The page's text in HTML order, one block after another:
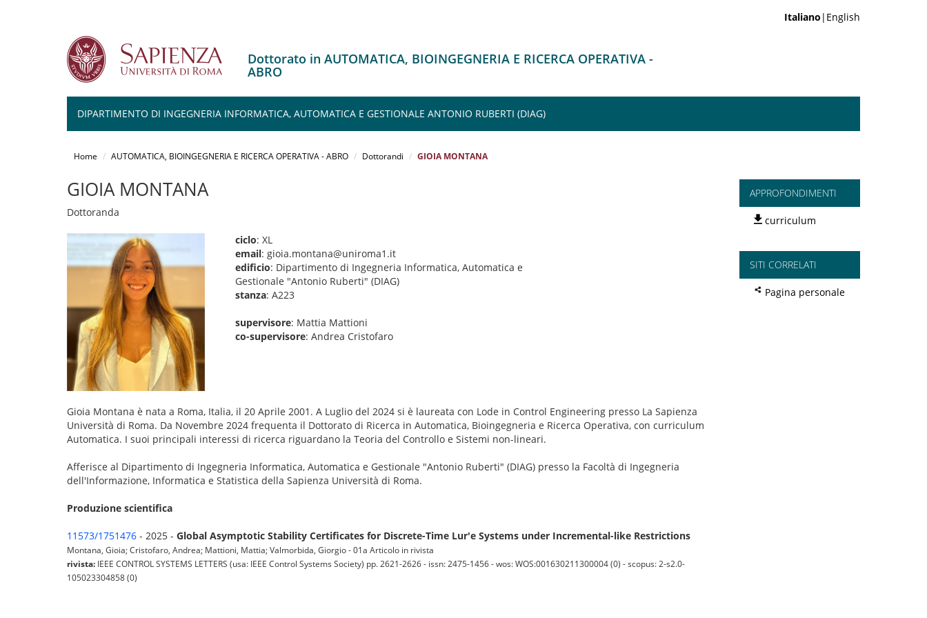
Italiano |English
Dottorato in AUTOMATICA, BIOINGEGNERIA E RICERCA OPERATIVA -
ABRO
DIPARTIMENTO DI INGEGNERIA INFORMATICA, AUTOMATICA E GESTIONALE ANTONIO RUBERTI (DIAG)
Home AUTOMATICA, BIOINGEGNERIA E RICERCA OPERATIVA - ABRO Dottorandi GIOIA MONTANA
GIOIA MONTANA
Dottoranda
ciclo: XL
email: gioia.montana@uniroma1.it
edificio: Dipartimento di Ingegneria Informatica, Automatica e
Gestionale "Antonio Ruberti" (DIAG)
stanza: A223
supervisore: Mattia Mattioni
co-supervisore: Andrea Cristofaro
Gioia Montana è nata a Roma, Italia, il 20 Aprile 2001. A Luglio del 2024 si è laureata con Lode in Control Engineering presso La Sapienza
Università di Roma. Da Novembre 2024 frequenta il Dottorato di Ricerca in Automatica, Bioingegneria e Ricerca Operativa, con curriculum
Automatica. I suoi principali interessi di ricerca riguardano la Teoria del Controllo e Sistemi non-lineari.
Afferisce al Dipartimento di Ingegneria Informatica, Automatica e Gestionale "Antonio Ruberti" (DIAG) presso la Facoltà di Ingegneria
dell'Informazione, Informatica e Statistica della Sapienza Università di Roma.
Produzione scientifica
11573/1751476 - 2025 - Global Asymptotic Stability Certificates for Discrete-Time Lur'e Systems under Incremental-like Restrictions
Montana, Gioia; Cristofaro, Andrea; Mattioni, Mattia; Valmorbida, Giorgio - 01a Articolo in rivista
rivista: IEEE CONTROL SYSTEMS LETTERS (usa: IEEE Control Systems Society) pp. 2621-2626 - issn: 2475-1456 - wos: WOS:001630211300004 (0) - scopus: 2-s2.0-
105023304858 (0)
APPROFONDIMENTI
curriculum
SITI CORRELATI
Pagina personale